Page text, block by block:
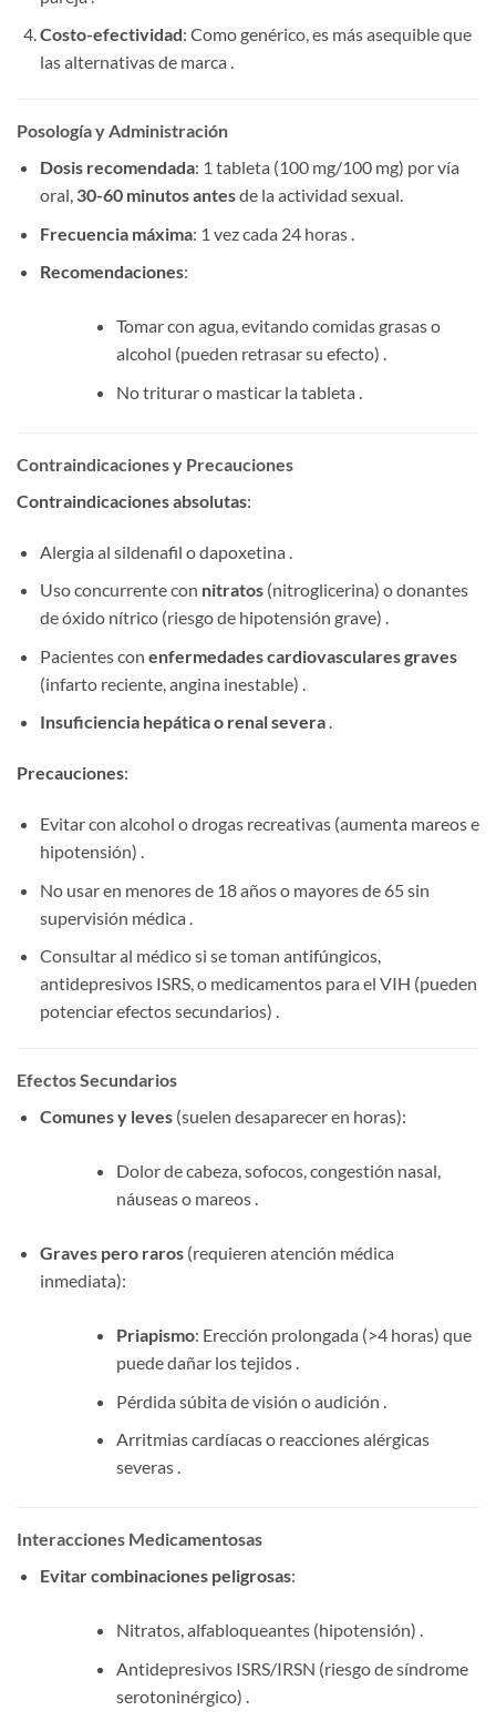
Costo-efectividad: Como genérico, es más asequible que
las alternativas de marca .
Posología y Administración
Dosis recomendada: 1 tableta (100 mg/100 mg) por vía
oral, 30-60 minutos antes​ de la actividad sexual.
Frecuencia máxima: 1 vez cada 24 horas .
Recomendaciones:
Tomar con agua, evitando comidas grasas o
alcohol (pueden retrasar su efecto) .
No triturar o masticar la tableta .
Contraindicaciones y Precauciones
Contraindicaciones absolutas:
Alergia al sildenafil o dapoxetina .
Uso concurrente con nitratos​ (nitroglicerina) o donantes
de óxido nítrico (riesgo de hipotensión grave) .
Pacientes con enfermedades cardiovasculares graves​
(infarto reciente, angina inestable) .
Insuficiencia hepática o renal severa​ .
Precauciones:
Evitar con alcohol o drogas recreativas (aumenta mareos e
hipotensión) .
No usar en menores de 18 años o mayores de 65 sin
supervisión médica .
Consultar al médico si se toman antifúngicos,
antidepresivos ISRS, o medicamentos para el VIH (pueden
potenciar efectos secundarios) .
Efectos Secundarios
Comunes y leves​ (suelen desaparecer en horas):
Dolor de cabeza, sofocos, congestión nasal,
náuseas o mareos .
Graves pero raros​ (requieren atención médica
inmediata):
Priapismo: Erección prolongada (>4 horas) que
puede dañar los tejidos .
Pérdida súbita de visión o audición .
Arritmias cardíacas o reacciones alérgicas
severas .
Interacciones Medicamentosas
Evitar combinaciones peligrosas:
Nitratos, alfabloqueantes (hipotensión) .
Antidepresivos ISRS/IRSN (riesgo de síndrome
serotoninérgico) .